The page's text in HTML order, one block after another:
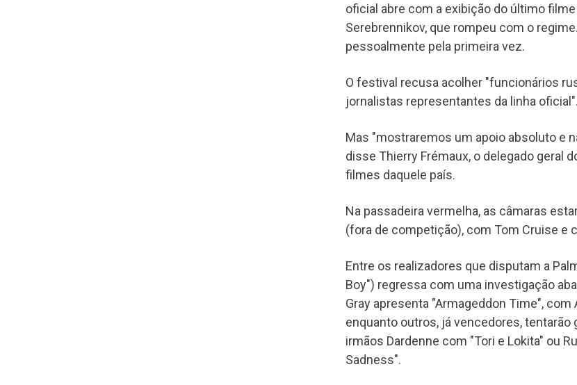
oficial abre com a exibição do último
Serebrennikov, que rompeu com o
pessoalmente pela primeira vez.
O festival recusa acolher "funcionários
jornalistas representantes da linha oficial".
Mas "mostraremos um apoio absoluto e
disse Thierry Frémaux, o delegado geral
filmes daquele país.
Na passadeira vermelha, as câmaras
(fora de competição), com Tom Cruise e
Entre os realizadores que disputam a
Boy") regressa com uma investigação
Gray apresenta "Armageddon Time",
enquanto outros, já vencedores,
irmãos Dardenne com "Tori e Lokita" ou
Sadness".